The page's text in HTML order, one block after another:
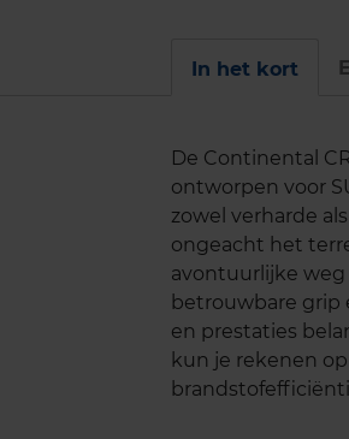
In het kort
De Continental
ontworpen voor
zowel verharde
ongeacht het
avontuurlijke weg
betrouwbare grip
en prestaties
kun je rekenen